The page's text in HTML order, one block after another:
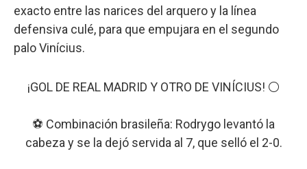
exacto entre las narices del arquero y la línea
defensiva culé, para que empujara en el segundo
palo Vinícius.
¡GOL DE REAL MADRID Y OTRO DE VINÍCIUS! ⚪
⚽ Combinación brasileña: Rodrygo levantó la
cabeza y se la dejó servida al 7, que selló el 2-0.